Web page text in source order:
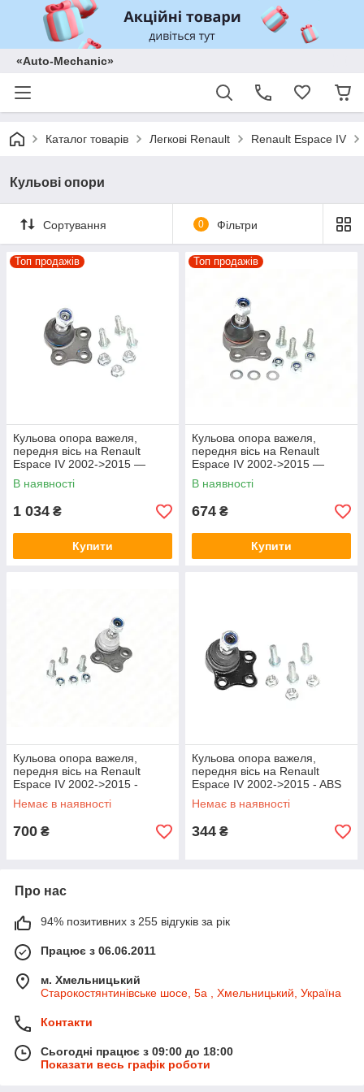
«Auto-Mechanic»
Каталог товарів Легкові Renault Renault Espace IV
Кульові опори
Сортування 0 Фільтри
Топ продажів
Кульова опора важеля,
передня вісь на Renault
Espace IV 2002->2015 —
Meyle - 16-160100005/HD
В наявності
1 034 ₴
Купити
Топ продажів
Кульова опора важеля,
передня вісь на Renault
Espace IV 2002->2015 —
Sidem - SID6284
В наявності
674 ₴
Купити
Кульова опора важеля,
передня вісь на Renault
Espace IV 2002->2015 -
ASMETAL - 10RN0510
Немає в наявності
700 ₴
Кульова опора важеля,
передня вісь на Renault
Espace IV 2002->2015 - ABS
— ABS220406
Немає в наявності
344 ₴
Про нас
94% позитивних з 255 відгуків за рік
Працює з 06.06.2011
м. Хмельницький
Старокостянтинівське шосе, 5а , Хмельницький, Україна
Контакти
Сьогодні працює з 09:00 до 18:00
Показати весь графік роботи